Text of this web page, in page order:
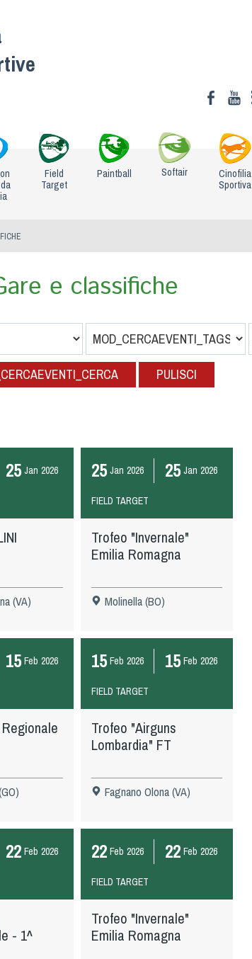
Field
Target
Paintball Softair
Cinofilia
Sportiva
e classifiche
PULISCI
25 Jan 2026
(VA)
25 Jan 2026 25 Jan 2026
FIELD TARGET
Trofeo "Invernale"
Emilia Romagna
Molinella (BO)
15 Feb 2026 15 Feb 2026 15 Feb 2026
FIELD TARGET
Trofeo "Airguns
Lombardia" FT
Fagnano Olona (VA)
22 Feb 2026
- 1^
22 Feb 2026 22 Feb 2026
FIELD TARGET
Trofeo "Invernale"
Emilia Romagna